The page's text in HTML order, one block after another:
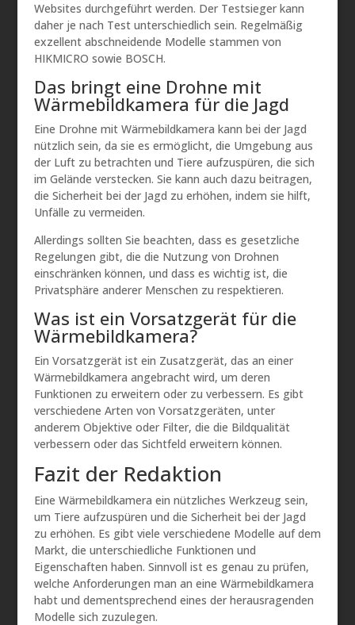
Websites durchgeführt werden. Der Testsieger kann
daher je nach Test unterschiedlich sein. Regelmäßig
exzellent abschneidende Modelle stammen von
HIKMICRO sowie BOSCH.
Das bringt eine Drohne mit
Wärmebildkamera für die Jagd
Eine Drohne mit Wärmebildkamera kann bei der Jagd
nützlich sein, da sie es ermöglicht, die Umgebung aus
der Luft zu betrachten und Tiere aufzuspüren, die sich
im Gelände verstecken. Sie kann auch dazu beitragen,
die Sicherheit bei der Jagd zu erhöhen, indem sie hilft,
Unfälle zu vermeiden.
Allerdings sollten Sie beachten, dass es gesetzliche
Regelungen gibt, die die Nutzung von Drohnen
einschränken können, und dass es wichtig ist, die
Privatsphäre anderer Menschen zu respektieren.
Was ist ein Vorsatzgerät für die
Wärmebildkamera?
Ein Vorsatzgerät ist ein Zusatzgerät, das an einer
Wärmebildkamera angebracht wird, um deren
Funktionen zu erweitern oder zu verbessern. Es gibt
verschiedene Arten von Vorsatzgeräten, unter
anderem Objektive oder Filter, die die Bildqualität
verbessern oder das Sichtfeld erweitern können.
Fazit der Redaktion
Eine Wärmebildkamera ein nützliches Werkzeug sein,
um Tiere aufzuspüren und die Sicherheit bei der Jagd
zu erhöhen. Es gibt viele verschiedene Modelle auf dem
Markt, die unterschiedliche Funktionen und
Eigenschaften haben. Sinnvoll ist es genau zu prüfen,
welche Anforderungen man an eine Wärmebildkamera
habt und dementsprechend eines der herausragenden
Modelle sich zuzulegen.